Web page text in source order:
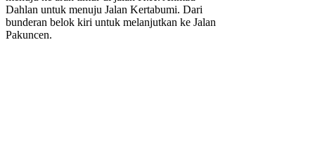
Dahlan untuk menuju Jalan Kertabumi. Dari
bunderan belok kiri untuk melanjutkan ke Jalan
Pakuncen.